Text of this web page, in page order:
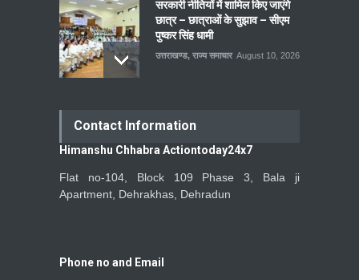
सरकारी नीतियों में शामिल किए जाएंगे
छात्र – छात्राओं के सुझाव – सीएम
पुष्कर सिंह धामी
उत्तराखण्ड, राज्य समाचार August 10, 2026
Contact Information
Himanshu Chhabra Actiontoday24x7
Flat no-104, Block 109 Phase 3, Bala ji
Apartment, Dehrakhas, Dehradun
Phone no and Email